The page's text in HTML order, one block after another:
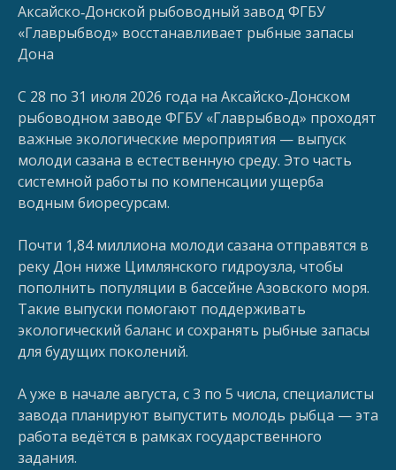
Аксайско‑Донской рыбоводный завод ФГБУ
«Главрыбвод» восстанавливает рыбные запасы
Дона
С 28 по 31 июля 2026 года на Аксайско‑Донском
рыбоводном заводе ФГБУ «Главрыбвод» проходят
важные экологические мероприятия — выпуск
молоди сазана в естественную среду. Это часть
системной работы по компенсации ущерба
водным биоресурсам.
Почти 1,84 миллиона молоди сазана отправятся в
реку Дон ниже Цимлянского гидроузла, чтобы
пополнить популяции в бассейне Азовского моря.
Такие выпуски помогают поддерживать
экологический баланс и сохранять рыбные запасы
для будущих поколений.
А уже в начале августа, с 3 по 5 числа, специалисты
завода планируют выпустить молодь рыбца — эта
работа ведётся в рамках государственного
задания.